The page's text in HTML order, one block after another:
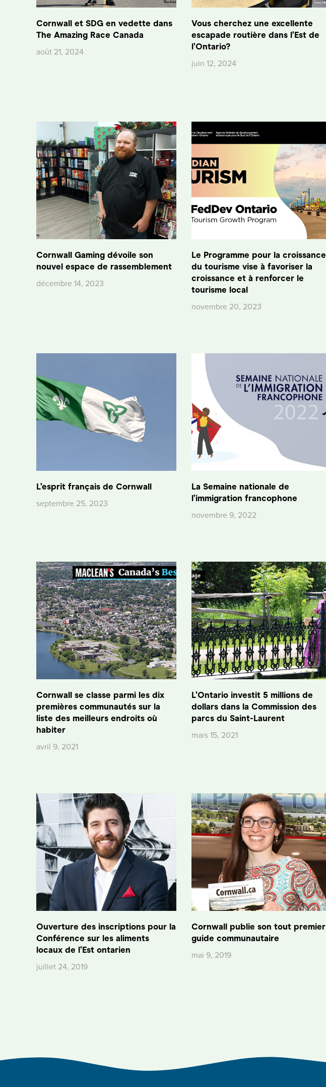
Cornwall et SDG en vedette dans
The Amazing Race Canada
août 21, 2024
Vous cherchez une excellente
escapade routière dans l’Est de
l’Ontario?
juin 12, 2024
Cornwall Gaming dévoile son
nouvel espace de rassemblement
décembre 14, 2023
Le Programme pour la croissance
du tourisme vise à favoriser la
croissance et à renforcer le
tourisme local
novembre 20, 2023
L’esprit français de Cornwall
septembre 25, 2023
La Semaine nationale de
l’immigration francophone
novembre 9, 2022
Cornwall se classe parmi les dix
premières communautés sur la
liste des meilleurs endroits où
habiter
avril 9, 2021
L’Ontario investit 5 millions de
dollars dans la Commission des
parcs du Saint-Laurent
mars 15, 2021
Ouverture des inscriptions pour la
Conférence sur les aliments
locaux de l’Est ontarien
juillet 24, 2019
Cornwall publie son tout premier
guide communautaire
mai 9, 2019